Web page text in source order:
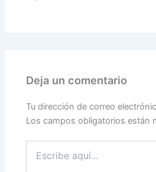
Deja un comentario
Tu dirección de correo
Los campos obligatorios están
aquí...